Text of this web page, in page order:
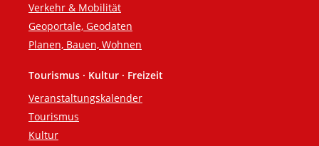
Verkehr & Mobilität
Geoportale, Geodaten
Planen, Bauen, Wohnen
Tourismus · Kultur · Freizeit
Veranstaltungskalender
Tourismus
Kultur